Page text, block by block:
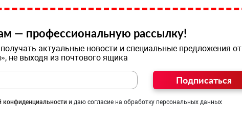
— профессиональную рассылку!
актуальные новости и специальные предложения от
не выходя из почтового ящика
Подписаться
конфиденциальности и даю согласие на обработку персональных данных